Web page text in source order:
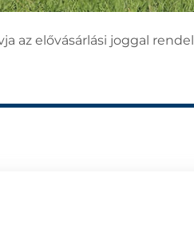
az elővásárlási joggal